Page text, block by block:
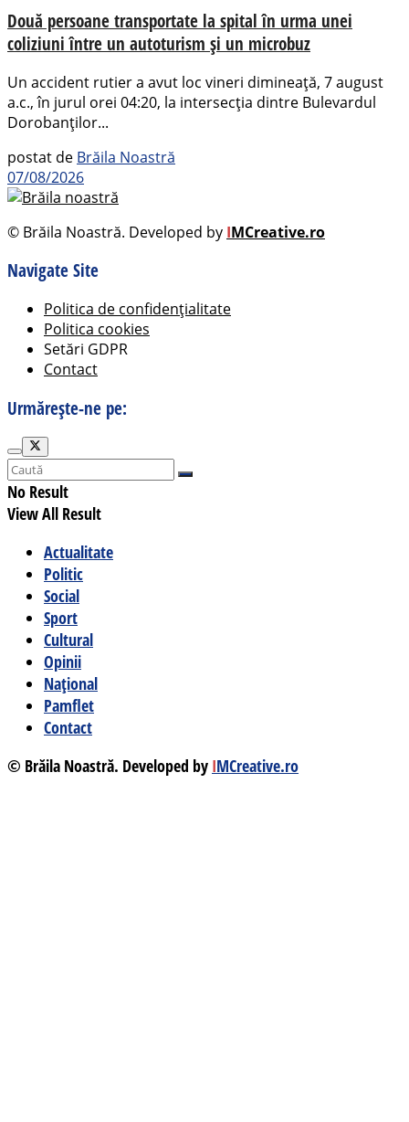
Două persoane transportate la spital în urma unei
coliziuni între un autoturism și un microbuz
Un accident rutier a avut loc vineri dimineață, 7 august
a.c., în jurul orei 04:20, la intersecția dintre Bulevardul
Dorobanților...
postat de Brăila Noastră
07/08/2026
© Brăila Noastră. Developed by IMCreative.ro
Navigate Site
Politica de confidențialitate
Politica cookies
Setări GDPR
Contact
Urmărește-ne pe:
No Result
View All Result
Actualitate
Politic
Social
Sport
Cultural
Opinii
Național
Pamflet
Contact
© Brăila Noastră. Developed by IMCreative.ro